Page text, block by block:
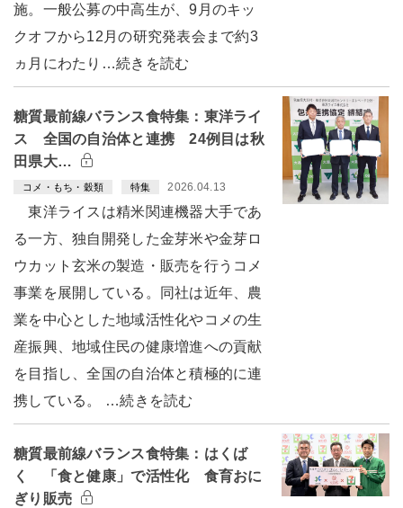
施。一般公募の中高生が、9月のキッ
クオフから12月の研究発表会まで約3
ヵ月にわたり…続きを読む
糖質最前線バランス食特集：東洋ライ
ス 全国の自治体と連携 24例目は秋
田県大…
コメ・もち・穀類 特集 2026.04.13
東洋ライスは精米関連機器大手であ
る一方、独自開発した金芽米や金芽ロ
ウカット玄米の製造・販売を行うコメ
事業を展開している。同社は近年、農
業を中心とした地域活性化やコメの生
産振興、地域住民の健康増進への貢献
を目指し、全国の自治体と積極的に連
携している。 …続きを読む
糖質最前線バランス食特集：はくば
く 「食と健康」で活性化 食育おに
ぎり販売